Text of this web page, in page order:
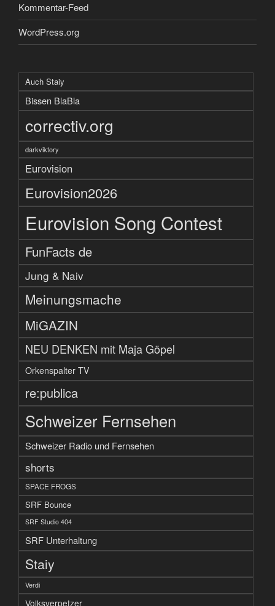
Kommentar-Feed
WordPress.org
Auch Staiy
Bissen BlaBla
correctiv.org
darkviktory
Eurovision
Eurovision2026
Eurovision Song Contest
FunFacts de
Jung & Naiv
Meinungsmache
MiGAZIN
NEU DENKEN mit Maja Göpel
Orkenspalter TV
re:publica
Schweizer Fernsehen
Schweizer Radio und Fernsehen
shorts
SPACE FROGS
SRF Bounce
SRF Studio 404
SRF Unterhaltung
Staiy
Verdi
Volksverpetzer